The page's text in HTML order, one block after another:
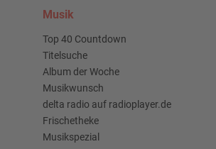
Musik
Top 40 Countdown
Titelsuche
Album der Woche
Musikwunsch
delta radio auf radioplayer.de
Frischetheke
Musikspezial